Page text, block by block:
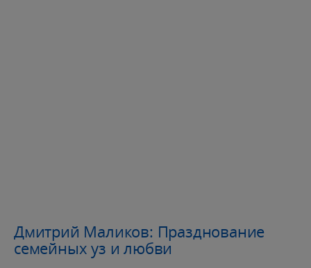
Дмитрий Маликов: Празднование
семейных уз и любви